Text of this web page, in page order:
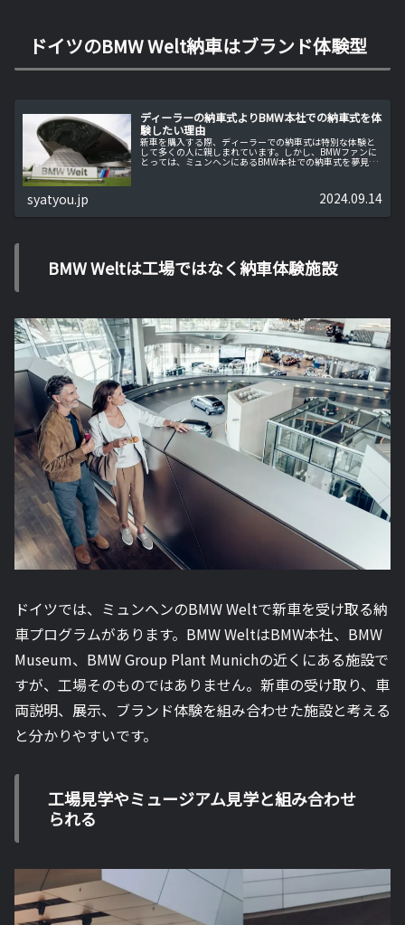
ドイツのBMW Welt納車はブランド体験型
ディーラーの納車式よりBMW本社での納車式を体
験したい理由
新車を購入する際、ディーラーでの納車式は特別な体験と
して多くの人に親しまれています。しかし、BMWファンに
とっては、ミュンヘンにあるBMW本社での納車式を夢見る
syatyou.jp 2024.09.14
BMW Weltは工場ではなく納車体験施設
ドイツでは、ミュンヘンのBMW Weltで新車を受け取る納
車プログラムがあります。BMW WeltはBMW本社、BMW
Museum、BMW Group Plant Munichの近くにある施設で
すが、工場そのものではありません。新車の受け取り、車
両説明、展示、ブランド体験を組み合わせた施設と考える
と分かりやすいです。
工場見学やミュージアム見学と組み合わせ
られる